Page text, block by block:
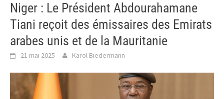
Niger : Le Président Abdourahamane
Tiani reçoit des émissaires des Emirats
arabes unis et de la Mauritanie
21 mai 2025 Karol Biedermann